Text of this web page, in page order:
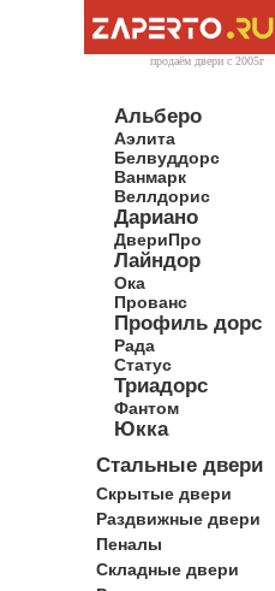
продаём двери c 2005г
Альберо
Аэлита
Белвуддорс
Ванмарк
Веллдорис
Дариано
ДвериПро
Лайндор
Ока
Прованс
Профиль дорс
Рада
Статус
Триадорс
Фантом
Юкка
Стальные двери
Скрытые двери
Раздвижные двери
Пеналы
Складные двери